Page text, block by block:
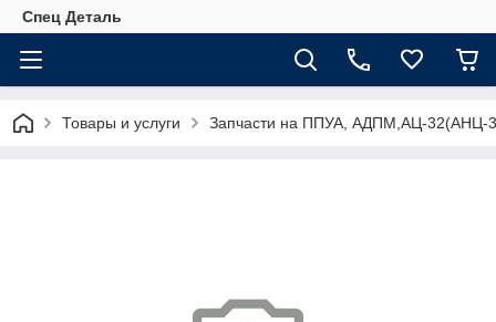
Спец Деталь
Товары и услуги Запчасти на ППУА, АДПМ,АЦ-32(АНЦ-